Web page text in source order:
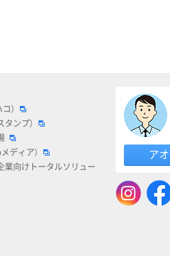
）
タンプ）
ディア）
業向けトータルソリュー
ア